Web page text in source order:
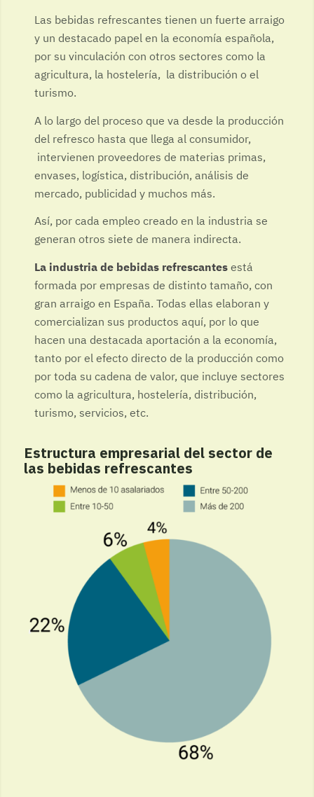
Las bebidas refrescantes tienen un fuerte arraigo
y un destacado papel en la economía española,
por su vinculación con otros sectores como la
agricultura, la hostelería, la distribución o el
turismo.
A lo largo del proceso que va desde la producción
del refresco hasta que llega al consumidor,
intervienen proveedores de materias primas,
envases, logística, distribución, análisis de
mercado, publicidad y muchos más.
Así, por cada empleo creado en la industria se
generan otros siete de manera indirecta.
La industria de bebidas refrescantesestá
formada por empresas de distinto tamaño, con
gran arraigo en España. Todas ellas elaboran y
comercializan sus productos aquí, por lo que
hacen una destacada aportación a la economía,
tanto por el efecto directo de la producción como
por toda su cadena de valor, que incluye sectores
como la agricultura, hostelería, distribución,
turismo, servicios, etc.
Estructura empresarial del sector de
las bebidas refrescantes